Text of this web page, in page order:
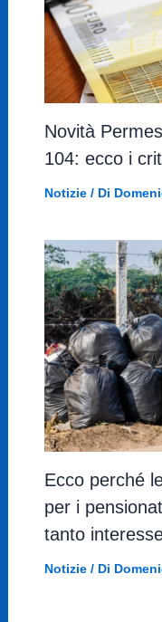
Novità
104: ecco i
Notizie/ Di
Ecco perché
per i
tanto
Notizie/ Di